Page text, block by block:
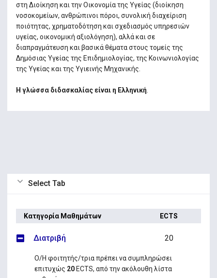
στη Διοίκηση και την Οικονομία της Υγείας (διοίκηση
νοσοκομείων, ανθρώπινοι πόροι, συνολική διαχείριση
ποιότητας, χρηματοδότηση και σχεδιασμός υπηρεσιών
υγείας, οικονομική αξιολόγηση), αλλά και σε
διαπραγμάτευση και βασικά θέματα στους τομείς της
Δημόσιας Υγείας της Επιδημιολογίας, της Κοινωνιολογίας
της Υγείας και της Υγιεινής Μηχανικής.
Η γλώσσα διδασκαλίας είναι η Ελληνική
Select Tab
Κατηγορία Μαθημάτων ECTS
Διατριβή 20
Ο/Η φοιτητής/τρια πρέπει να συμπληρώσει
επιτυχώς 20ECTS, από την ακόλουθη λίστα